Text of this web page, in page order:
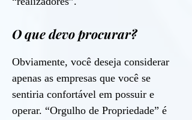
O que devo procurar?
Obviamente, você deseja considerar
apenas as empresas que você se
sentiria confortável em possuir e
operar. “Orgulho de Propriedade” é